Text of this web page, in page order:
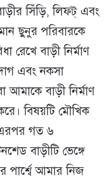
সিঁড়ি, লিফট্ এবং
ছুনুর পরিবারকে
রেখে বাড়ী নির্মাণ
এবং নকসা
আমাকে বাড়ী নির্মাণ
বিষয়টি মৌখিক
এরপর গত ৬
বাড়ীটি ভেঙ্গে
পার্শ্বে আমার নিজ